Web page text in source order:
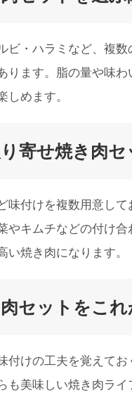
ビ・ハラミなど、複
ります。脂の量や味
しめます。
寄せ焼き肉
味付けを複数用意し
やキムチなどの付け
い焼き肉になります。
セットをこ
付けの工夫を覚えて
も美味しい焼き肉ライ